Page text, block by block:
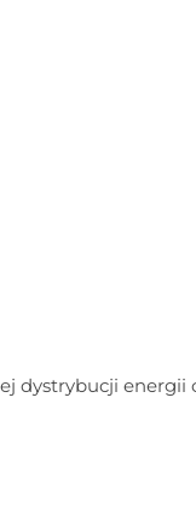
dystrybucji energii